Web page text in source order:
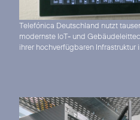
Telefónica Deutschland nutzt
modernste IoT- und
ihrer hochverfügbaren Infrastruktur